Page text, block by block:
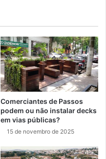
Comerciantes de Passos
podem ou não instalar decks
em vias públicas?
15 de novembro de 2025